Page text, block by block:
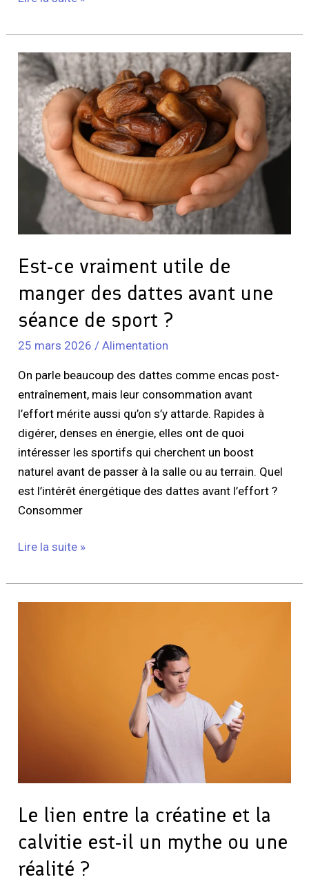
Est-ce vraiment utile de
manger des dattes avant une
séance de sport ?
25 mars 2026 /Alimentation
On parle beaucoup des dattes comme encas post-
entraînement, mais leur consommation avant
l’effort mérite aussi qu’on s’y attarde. Rapides à
digérer, denses en énergie, elles ont de quoi
intéresser les sportifs qui cherchent un boost
naturel avant de passer à la salle ou au terrain. Quel
est l’intérêt énergétique des dattes avant l’effort ?
Consommer
Est-
ce
vraiment
utile
de
manger
dattes
avant
une
de
sport
Lire la suite »
Le lien entre la créatine et la
calvitie est-il un mythe ou une
réalité ?
il
mythe
ou
une